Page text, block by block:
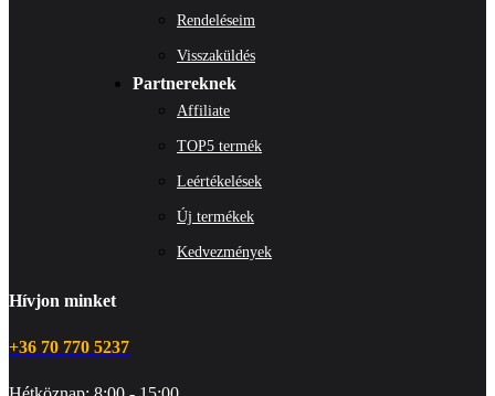
Rendeléseim
Visszaküldés
Partnereknek
Affiliate
TOP5 termék
Leértékelések
Új termékek
Kedvezmények
Hívjon minket
+36 70 770 5237